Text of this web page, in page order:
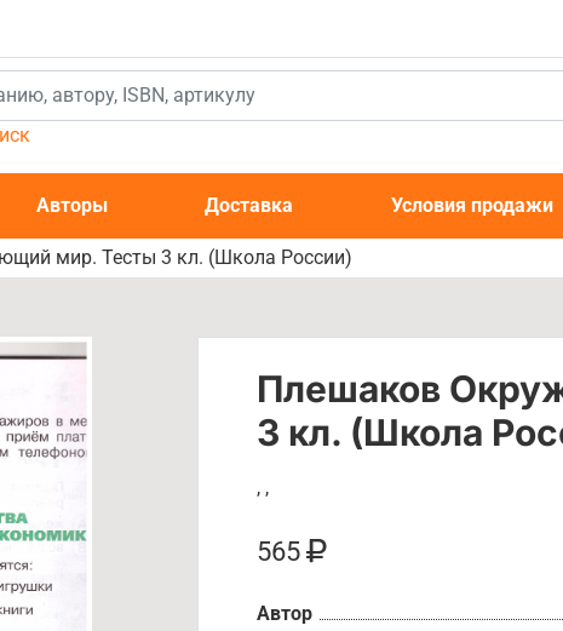
Авторы Доставка Условия продажи
мир. Тесты 3 кл. (Школа России)
Плешаков
3 кл. (Школа
, ,
565
Автор